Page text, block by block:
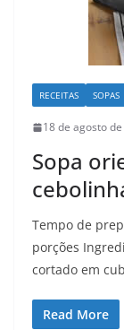
RECEITAS SOPAS
18 de agosto
Sopa
Tempo de
porções
cortado em
Read More